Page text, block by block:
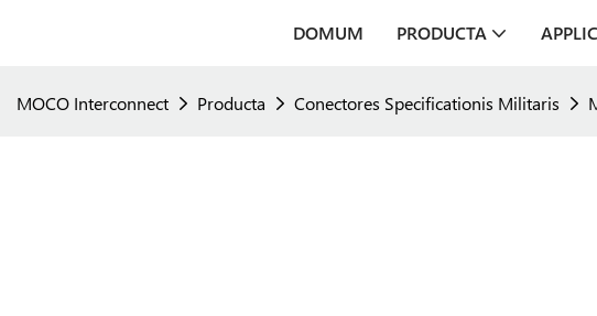
DOMUM PRODUCTA
MOCO Interconnect Producta Conectores Specificationis Militaris